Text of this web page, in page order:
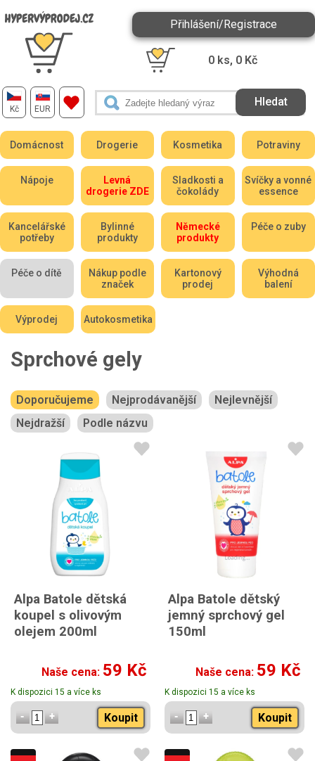
Kč EUR
Přihlášení/Registrace
0 ks, 0 Kč
Domácnost Drogerie Kosmetika Potraviny
Nápoje
Levná
drogerie ZDE
Sladkosti a
čokolády
Svíčky a vonné
essence
Kancelářské
potřeby
Bylinné
produkty
Německé
produkty
Péče o zuby
Péče o dítě
Nákup podle
značek
Kartonový
prodej
Výhodná
balení
Výprodej Autokosmetika
Sprchové gely
Doporučujeme Nejprodávanější
Nejlevnější
Nejdražší
Podle názvu
Alpa Batole dětská
koupel s olivovým
olejem 200ml
Naše cena: 59 Kč
K dispozici 15 a více ks
Koupit
Alpa Batole dětský
jemný sprchový gel
150ml
Naše cena: 59 Kč
K dispozici 15 a více ks
Koupit